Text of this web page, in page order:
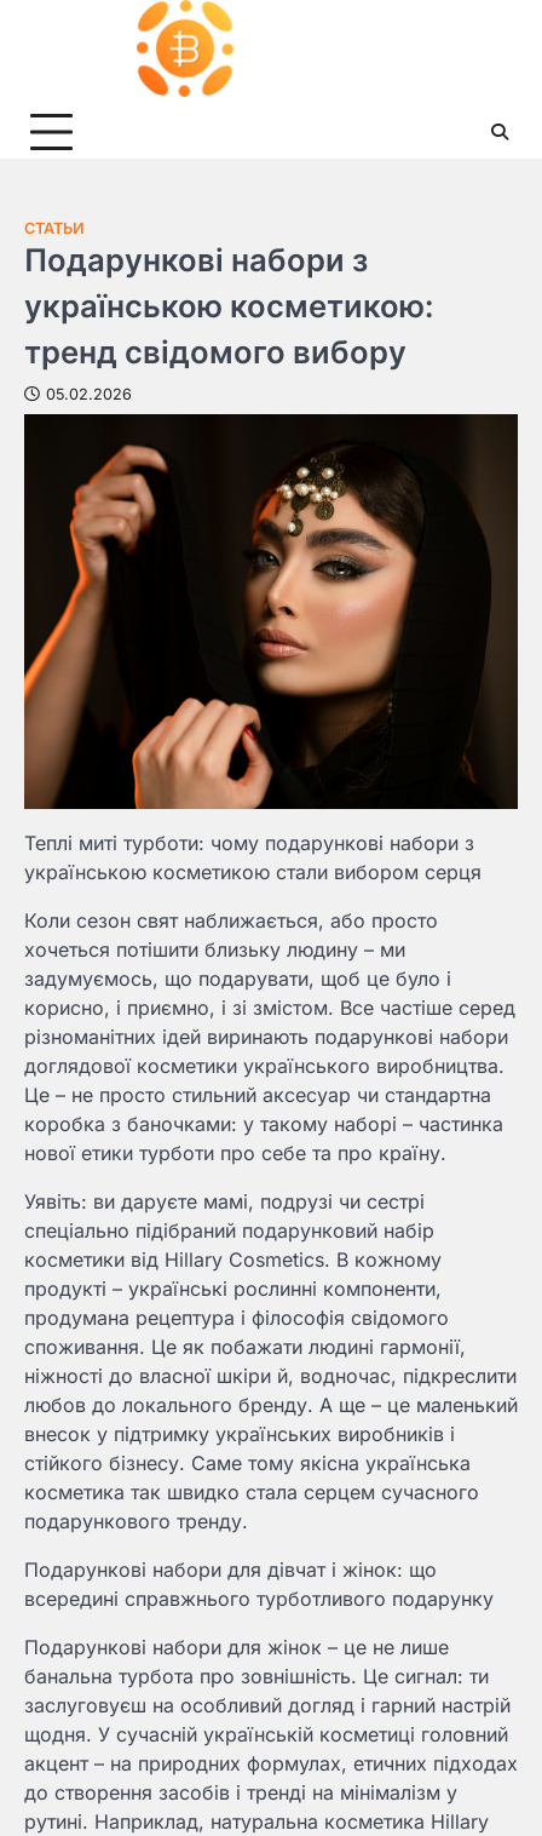
СТАТЬИ
Подарункові набори з
українською косметикою:
тренд свідомого вибору
05.02.2026
Теплі миті турботи: чому подарункові набори з
українською косметикою стали вибором серця
Коли сезон свят наближається, або просто
хочеться потішити близьку людину – ми
задумуємось, що подарувати, щоб це було і
корисно, і приємно, і зі змістом. Все частіше серед
різноманітних ідей виринають подарункові набори
доглядової косметики українського виробництва.
Це – не просто стильний аксесуар чи стандартна
коробка з баночками: у такому наборі – частинка
нової етики турботи про себе та про країну.
Уявіть: ви даруєте мамі, подрузі чи сестрі
спеціально підібраний подарунковий набір
косметики від Hillary Cosmetics. В кожному
продукті – українські рослинні компоненти,
продумана рецептура і філософія свідомого
споживання. Це як побажати людині гармонії,
ніжності до власної шкіри й, водночас, підкреслити
любов до локального бренду. А ще – це маленький
внесок у підтримку українських виробників і
стійкого бізнесу. Саме тому якісна українська
косметика так швидко стала серцем сучасного
подарункового тренду.
Подарункові набори для дівчат і жінок: що
всередині справжнього турботливого подарунку
Подарункові набори для жінок – це не лише
банальна турбота про зовнішність. Це сигнал: ти
заслуговуєш на особливий догляд і гарний настрій
щодня. У сучасній українській косметиці головний
акцент – на природних формулах, етичних підходах
до створення засобів і тренді на мінімалізм у
рутині. Наприклад, натуральна косметика Hillary